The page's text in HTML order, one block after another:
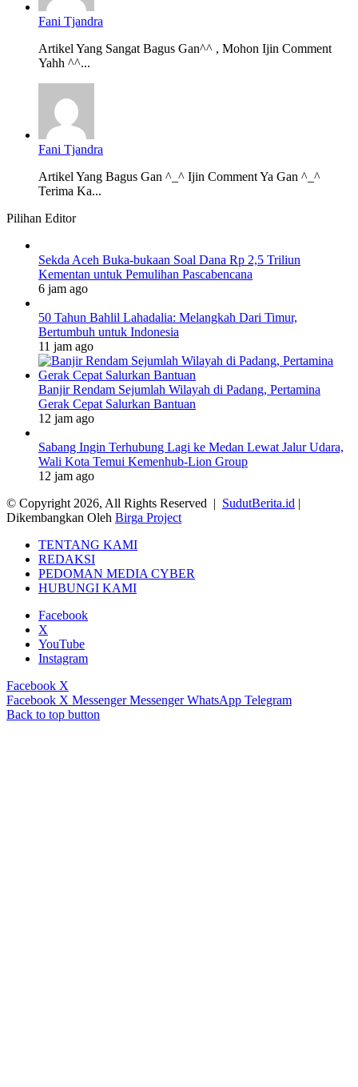
Fani Tjandra
Artikel Yang Sangat Bagus Gan^^ , Mohon Ijin Comment
Yahh ^^...
Fani Tjandra
Artikel Yang Bagus Gan ^_^ Ijin Comment Ya Gan ^_^
Terima Ka...
Pilihan Editor
Sekda Aceh Buka-bukaan Soal Dana Rp 2,5 Triliun
Kementan untuk Pemulihan Pascabencana
6 jam ago
50 Tahun Bahlil Lahadalia: Melangkah Dari Timur,
Bertumbuh untuk Indonesia
11 jam ago
Banjir Rendam Sejumlah Wilayah di Padang, Pertamina
Gerak Cepat Salurkan Bantuan
12 jam ago
Sabang Ingin Terhubung Lagi ke Medan Lewat Jalur Udara,
Wali Kota Temui Kemenhub-Lion Group
12 jam ago
© Copyright 2026, All Rights Reserved | SudutBerita.id |
Dikembangkan Oleh Birga Project
TENTANG KAMI
REDAKSI
PEDOMAN MEDIA CYBER
HUBUNGI KAMI
Facebook
X
YouTube
Instagram
Facebook X
Facebook X Messenger Messenger WhatsApp Telegram
Back to top button